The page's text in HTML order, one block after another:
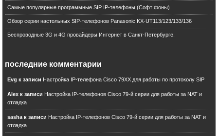
H.323
Skype Connect
SCCP
коды мобильных операторов
Unity Connection
4G
Oneaccess
коды сотовых операторов
monowall
DSS1
Самые популярные программные SIP IP-телефоны (Софт фоны)
Обзор серии настольных SIP-телефонов Panasonic KX-UT113/123/133/136
Беспроводные 3G и 4G провайдеры Интернет в Санкт-Петербурге.
последние комментарии
Evg к записи Настройка IP-телефона Cisco 79XX для работы по протоколу SIP
Alex к записи Настройка IP-телефонов Cisco 79-й серии для работы за NAT и
отладка
sasha к записи Настройка IP-телефонов Cisco 79-й серии для работы за NAT и
отладка